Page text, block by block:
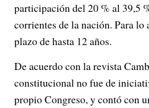
participación del 20 % al 39,5
corrientes de la nación. Para
plazo de hasta 12 años.
De acuerdo con la revista
constitucional no fue de
propio Congreso, y contó con